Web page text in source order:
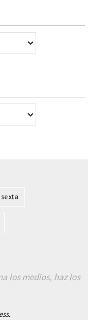
sexta
los medios, haz los